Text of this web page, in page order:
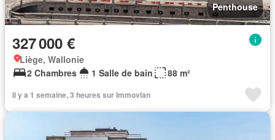
Penthouse
327 000 €
Liège, Wallonie
2 Chambres
1 Salle de bain 88 m²
Il y a 1 semaine, 3 heures sur Immovlan